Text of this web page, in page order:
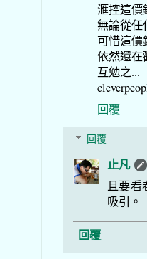
滙控這價
無論從任
可惜這價
依然還在
互勉之...
回覆
回覆
止凡
且要看
吸引。
回覆